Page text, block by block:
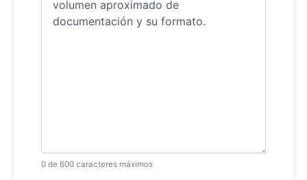
0 de 600 caracteres máximos